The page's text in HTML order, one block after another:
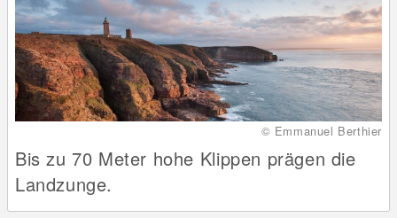
© Emmanuel Berthier
Bis zu 70 Meter hohe Klippen prägen die
Landzunge.